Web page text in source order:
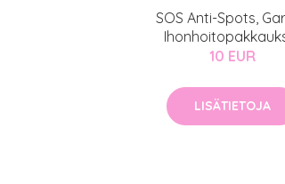
SOS Anti-Spots,
10 EUR
LISÄTIETOJA